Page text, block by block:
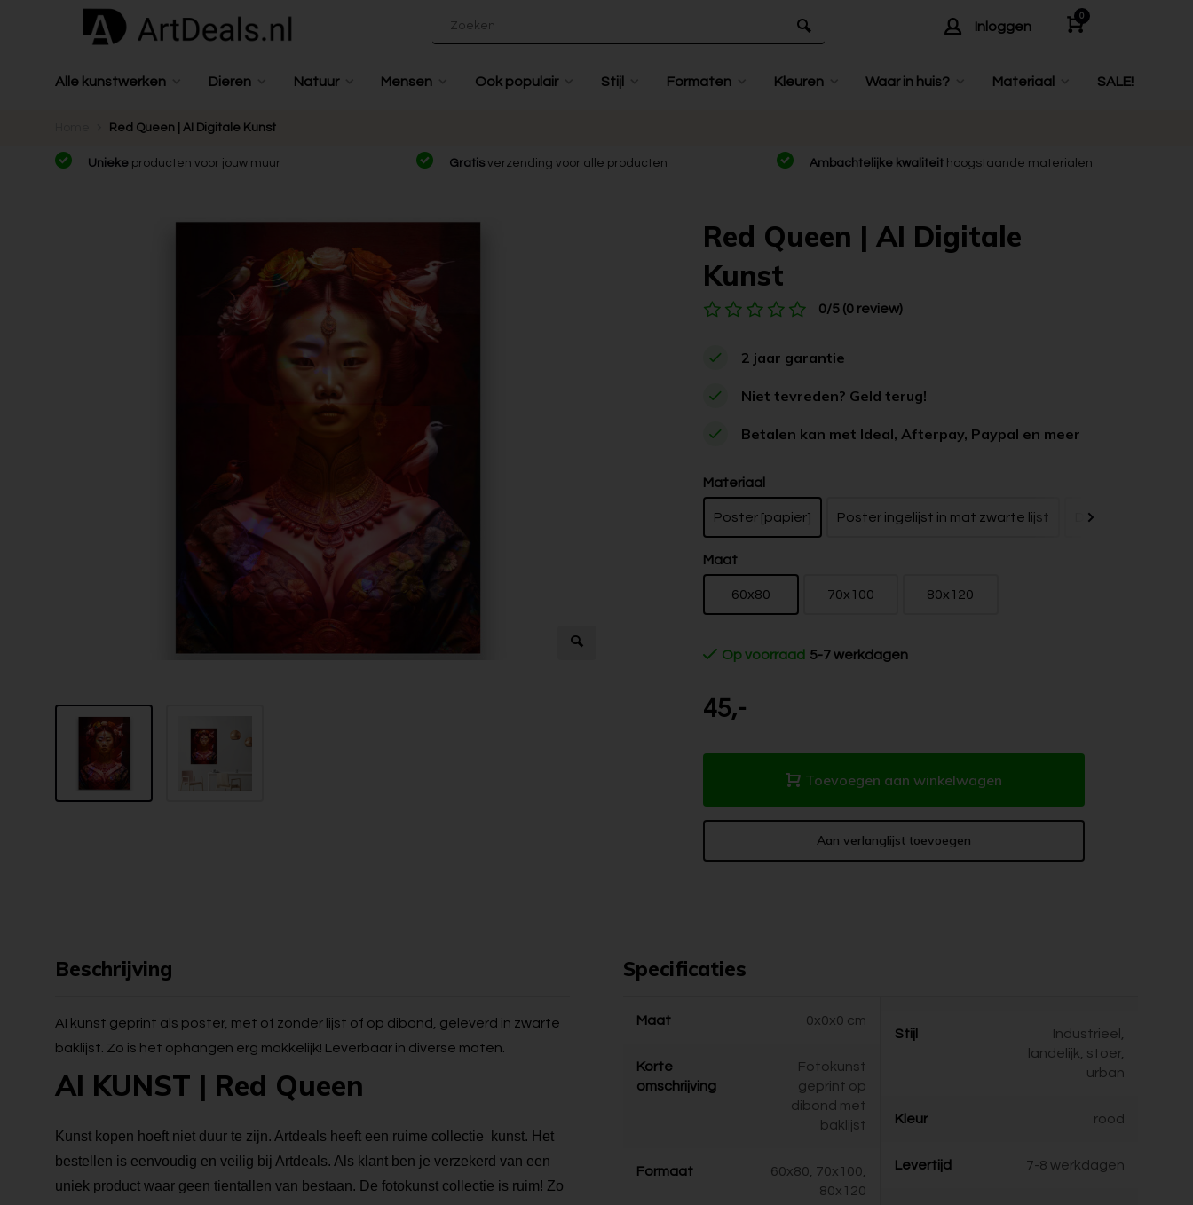
Inloggen
0
Alle kunstwerken Dieren Natuur Mensen Ook populair Stijl Formaten Kleuren Waar in huis? Materiaal SALE!
Red Queen | AI Digitale Kunst
Unieke producten voor jouw muur Gratisverzending voor alle producten Ambachtelijke kwaliteit hoogstaande materialen
Red Queen | AI Digitale
Kunst
0/5 (0 review)
2 jaar garantie
Niet tevreden? Geld terug!
Betalen kan met Ideal, Afterpay, Paypal en meer
Materiaal
Poster [papier] Poster ingelijst in mat zwarte lijst Dibond zonder
Maat
60x80 70x100 80x120
Op voorraad 5-7 werkdagen
45,-
Toevoegen aan winkelwagen
Aan verlanglijst toevoegen
Beschrijving
AI kunst geprint als poster, met of zonder lijst of op dibond, geleverd in zwarte
baklijst. Zo is het ophangen erg makkelijk! Leverbaar in diverse maten.
AI KUNST | Red Queen
Kunst kopen hoeft niet duur te zijn. Artdeals heeft een ruime collectie kunst. Het
bestellen is eenvoudig en veilig bij Artdeals. Als klant ben je verzekerd van een
uniek product waar geen tientallen van bestaan. De fotokunst collectie is ruim! Zo
Specificaties
Maat 0x0x0 cm
Korte
omschrijving
Fotokunst
geprint op
dibond met
baklijst
Formaat
60x80, 70x100,
80x120
Stijl
Industrieel,
landelijk, stoer,
urban
Kleur rood
Levertijd 7-8 werkdagen